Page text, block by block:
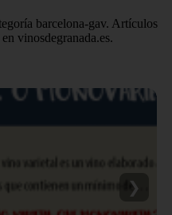
barcelona-gav. Artículos
vinosdegranada.es.
❯